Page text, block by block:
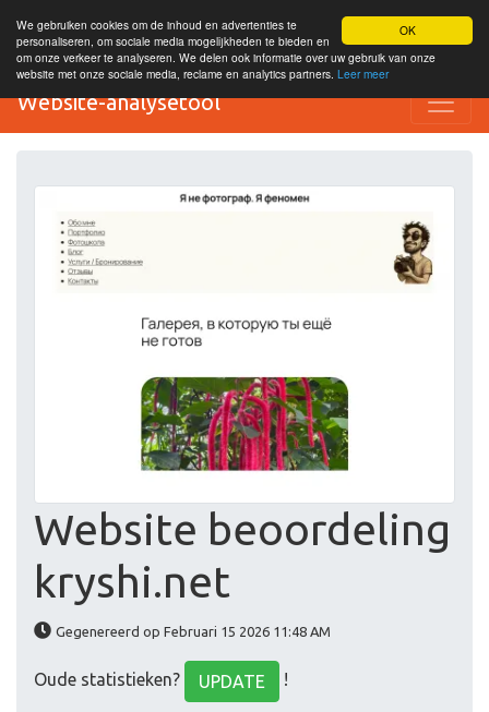
OK
We gebruiken cookies om de inhoud en advertenties te
personaliseren, om sociale media mogelijkheden te bieden en
om onze verkeer te analyseren. We delen ook informatie over uw gebruik van onze
website met onze sociale media, reclame en analytics partners. Leer meer
Website-analysetool
Website beoordeling
kryshi.net
Gegenereerd op Februari 15 2026 11:48 AM
Oude statistieken? UPDATE !